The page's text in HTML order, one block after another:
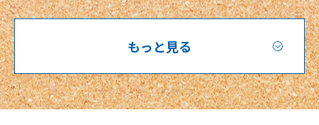
もっと見る